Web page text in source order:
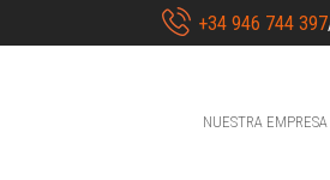
+34 946 744 397
NUESTRA EMPRESA